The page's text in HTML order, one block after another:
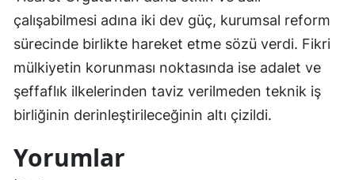
çalışabilmesi adına iki dev güç, kurumsal reform
sürecinde birlikte hareket etme sözü verdi. Fikri
mülkiyetin korunması noktasında ise adalet ve
şeffaflık ilkelerinden taviz verilmeden teknik iş
birliğinin derinleştirileceğinin altı çizildi.
Yorumlar